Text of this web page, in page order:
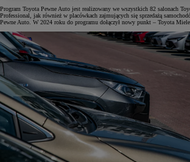
Program Toyota Pewne Auto jest realizowany we wszystkich 82 salonach
Professional, jak również w placówkach zajmujących się sprzedażą
Pewne Auto. W 2024 roku do programu dołączył nowy punkt – Toyota